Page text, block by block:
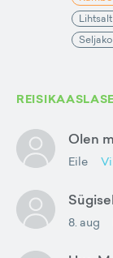
Olen
Eile
8. aug